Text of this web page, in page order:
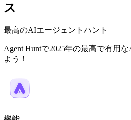
ス
最高のAIエージェントハント
Agent Huntで2025年の最高で有用
よう！